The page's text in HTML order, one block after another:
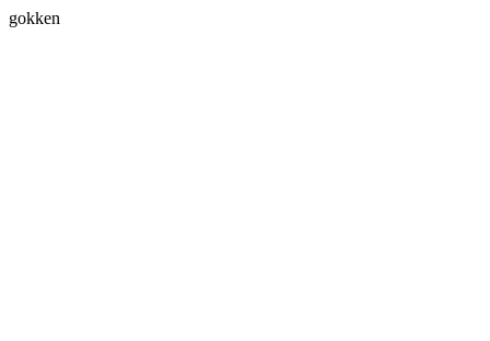
gokken